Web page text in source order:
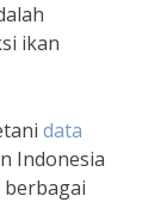
ikan
data
Indonesia
berbagai